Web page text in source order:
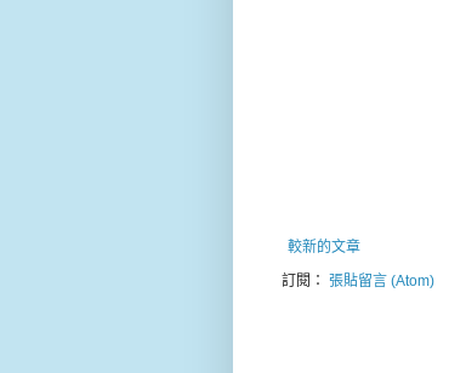
較新的文章
訂閱： 張貼留言 (Atom)